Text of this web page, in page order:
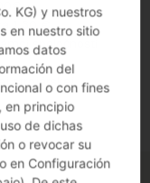
1,30 €
spoločnosti
strojárskej
KG) y nuestros
en nuestro sitio
datos
del
o con fines
en principio
de dichas
o revocar su
en Configuración